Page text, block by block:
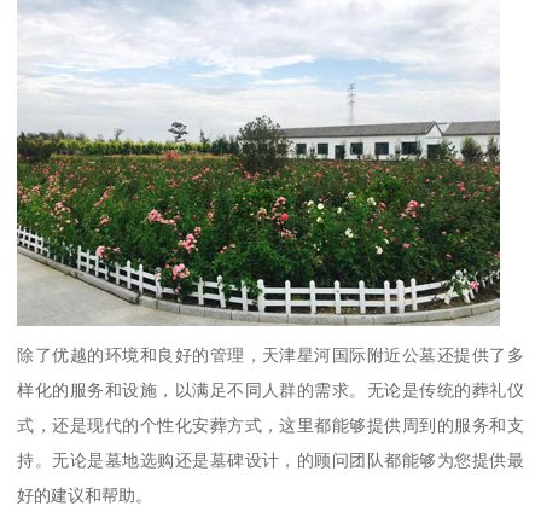
除了优越的环境和良好的管理，天津星河国际附近公墓还提供了多
样化的服务和设施，以满足不同人群的需求。无论是传统的葬礼仪
式，还是现代的个性化安葬方式，这里都能够提供周到的服务和支
持。无论是墓地选购还是墓碑设计，的顾问团队都能够为您提供最
好的建议和帮助。